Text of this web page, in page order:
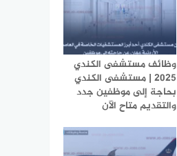
وظائف مستشفى الكندي
2025 | مستشفى الكندي
بحاجة إلى موظفين جدد
والتقديم متاح الآن